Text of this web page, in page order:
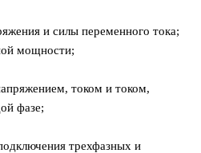
и силы переменного тока;
мощности;
током и током,
фазе;
трехфазных и